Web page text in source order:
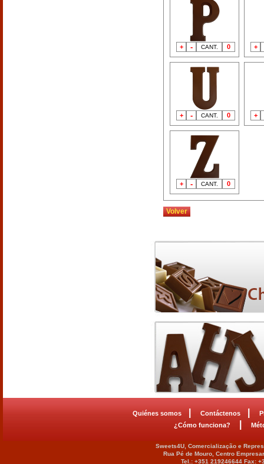
0
CANT.
-
+ +
0
CANT.
-
+ +
0
CANT.
-
+
Volver
Quiénes somos Contáctenos
¿Cómo funciona?
Sweets4U, Comercialização e
Rua Pé de Mouro, Centro
Tel.: +351 219246644 Fax: